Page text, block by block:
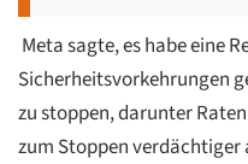
Meta sagte, es habe eine
Sicherheitsvorkehrungen
zu stoppen, darunter
zum Stoppen